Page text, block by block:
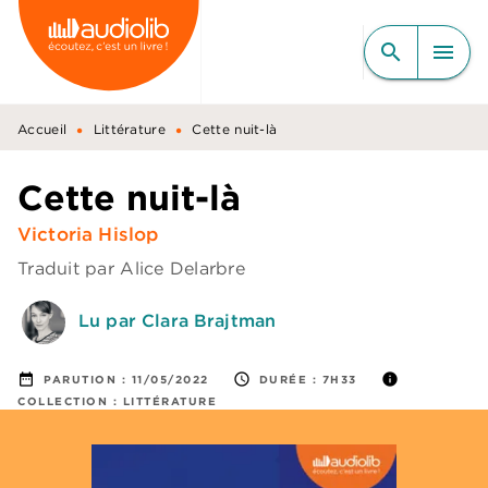
MENU RECHERCHE
CONTENU
PIED DE PAGE
search menu
Accueil • Littérature • Cette nuit-là
Cette nuit-là
Victoria Hislop
Traduit parAlice Delarbre
Lu par Clara Brajtman
date_range PARUTION : 11/05/2022 access_time DURÉE : 7H33 info
COLLECTION : LITTÉRATURE